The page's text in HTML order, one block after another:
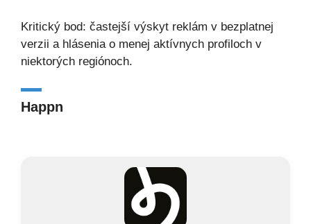
Kritický bod: častejší výskyt reklám v bezplatnej
verzii a hlásenia o menej aktívnych profiloch v
niektorých regiónoch.
Happn